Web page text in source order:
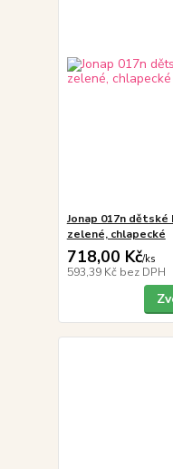
Jonap 017n
zelené, chlapecké
718,00 Kč/ks
593,39 Kč bez DPH